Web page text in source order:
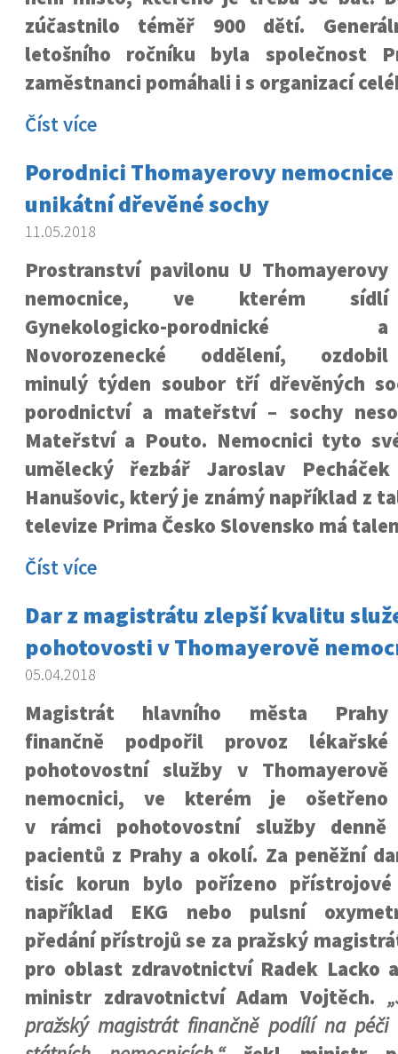
zúčastnilo téměř 900 dětí.
letošního ročníku byla společnost
zaměstnanci pomáhali i s organizací
Číst více
Porodnici Thomayerovy
unikátní dřevěné sochy
11.05.2018
Prostranství pavilonu U Thomayerovy
nemocnice, ve kterém sídlí
Gynekologicko-porodnické a
Novorozenecké oddělení, ozdobil
minulý týden soubor tří dřevěných
porodnictví a mateřství – sochy
Mateřství a Pouto. Nemocnici tyto
umělecký řezbář Jaroslav
Hanušovic, který je známý například z
televize Prima Česko Slovensko má
Číst více
Dar z magistrátu zlepší kvalitu
pohotovosti v Thomayerově
05.04.2018
Magistrát hlavního města Prahy
finančně podpořil provoz lékařské
pohotovostní služby v Thomayerově
nemocnici, ve kterém je ošetřeno
v rámci pohotovostní služby
pacientů z Prahy a okolí. Za peněžní
tisíc korun bylo pořízeno přístrojové
například EKG nebo pulsní
předání přístrojů se za pražský
pro oblast zdravotnictví Radek Lacko
ministr zdravotnictví Adam Vojtěch.
pražský magistrát finančně podílí na